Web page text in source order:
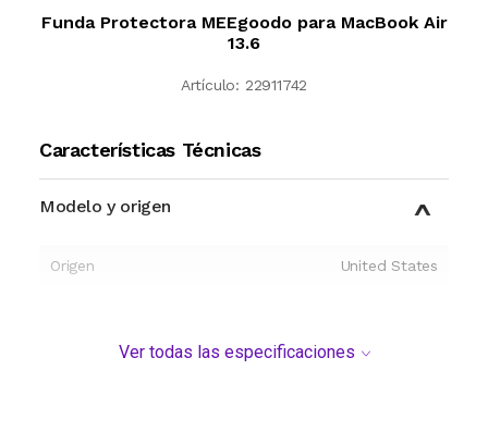
Funda Protectora MEEgoodo para MacBook Air
13.6
Artículo: 22911742
Características Técnicas
Modelo y origen
Origen United States
Ver todas las especificaciones